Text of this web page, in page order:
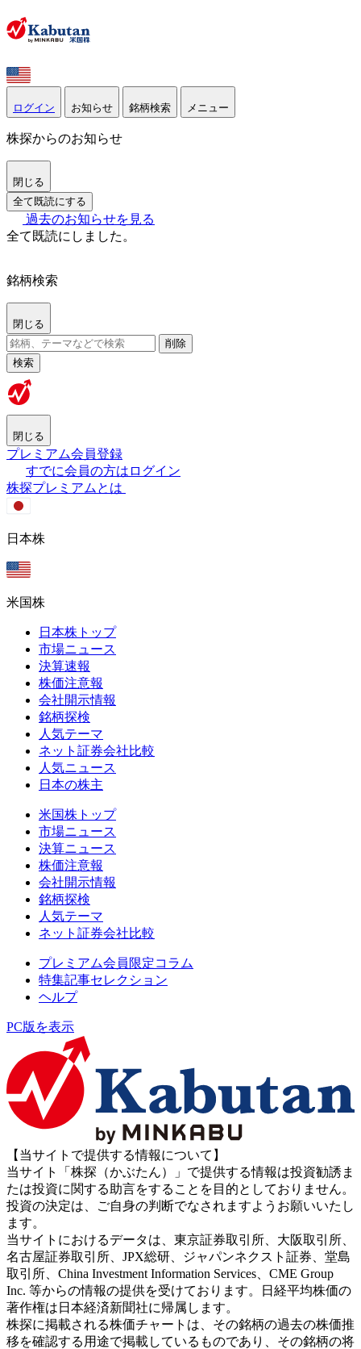
ログイン お知らせ 銘柄検索 メニュー
株探からのお知らせ
閉じる
全て既読にする
過去のお知らせを見る
全て既読にしました。
銘柄検索
閉じる
削除
検索
閉じる
プレミアム会員登録
すでに会員の方はログイン
株探プレミアムとは
日本株
米国株
日本株トップ
市場ニュース
決算速報
株価注意報
会社開示情報
銘柄探検
人気テーマ
ネット証券会社比較
人気ニュース
日本の株主
米国株トップ
市場ニュース
決算ニュース
株価注意報
会社開示情報
銘柄探検
人気テーマ
ネット証券会社比較
プレミアム会員限定コラム
特集記事セレクション
ヘルプ
PC版を表示
【当サイトで提供する情報について】
当サイト「株探（かぶたん）」で提供する情報は投資勧誘ま
たは投資に関する助言をすることを目的としておりません。
投資の決定は、ご自身の判断でなされますようお願いいたし
ます。
当サイトにおけるデータは、東京証券取引所、大阪取引所、
名古屋証券取引所、JPX総研、ジャパンネクスト証券、堂島
取引所、China Investment Information Services、CME Group
Inc. 等からの情報の提供を受けております。日経平均株価の
著作権は日本経済新聞社に帰属します。
株探に掲載される株価チャートは、その銘柄の過去の株価推
移を確認する用途で掲載しているものであり、その銘柄の将